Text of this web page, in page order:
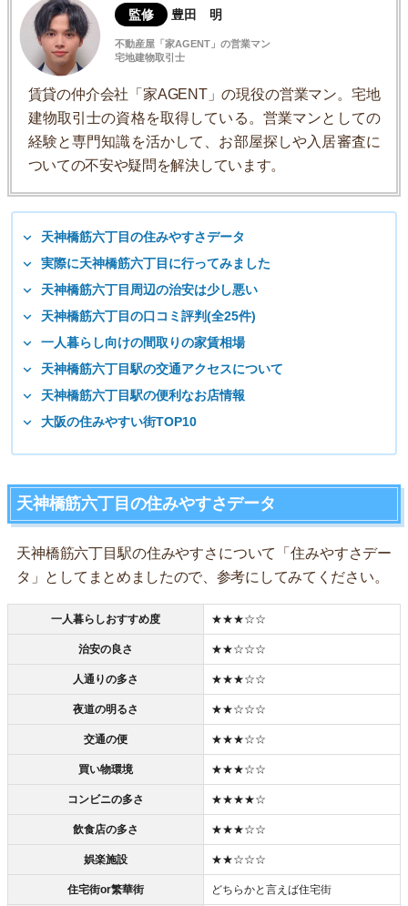
監修 豊田 明
不動産屋「家AGENT」の営業マン
宅地建物取引士
賃貸の仲介会社「家AGENT」の現役の営業マン。宅地
建物取引士の資格を取得している。営業マンとしての
経験と専門知識を活かして、お部屋探しや入居審査に
ついての不安や疑問を解決しています。
天神橋筋六丁目の住みやすさデータ
実際に天神橋筋六丁目に行ってみました
天神橋筋六丁目周辺の治安は少し悪い
天神橋筋六丁目の口コミ評判(全25件)
一人暮らし向けの間取りの家賃相場
天神橋筋六丁目駅の交通アクセスについて
天神橋筋六丁目駅の便利なお店情報
大阪の住みやすい街TOP10
天神橋筋六丁目の住みやすさデータ
天神橋筋六丁目駅の住みやすさについて「住みやすさデー
タ」としてまとめましたので、参考にしてみてください。
一人暮らしおすすめ度 ★★★☆☆
治安の良さ ★★☆☆☆
人通りの多さ ★★★☆☆
夜道の明るさ ★★☆☆☆
交通の便 ★★★☆☆
買い物環境 ★★★☆☆
コンビニの多さ ★★★★☆
飲食店の多さ ★★★☆☆
娯楽施設 ★★☆☆☆
住宅街or繁華街 どちらかと言えば住宅街